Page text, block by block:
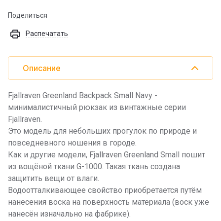
Поделиться
Распечатать
Описание
Fjallraven Greenland Backpack Small Navy -
минималистичный рюкзак из винтажные серии
Fjallraven.
Это модель для небольших прогулок по природе и
повседневного ношения в городе.
Как и другие модели, Fjallraven Greenland Small пошит
из вощёной ткани G-1000. Такая ткань создана
защитить вещи от влаги.
Водоотталкивающее свойство приобретается путём
нанесения воска на поверхность материала (воск уже
нанесён изначально на фабрике).